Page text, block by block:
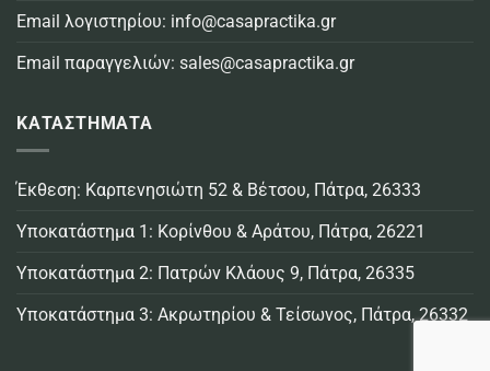
Email λογιστηρίου: info@casapractika.gr
Email παραγγελιών: sales@casapractika.gr
ΚΑΤΑΣΤΗΜΑΤΑ
Έκθεση: Καρπενησιώτη 52 & Βέτσου, Πάτρα, 26333
Υποκατάστημα 1: Κορίνθου & Αράτου, Πάτρα, 26221
Υποκατάστημα 2: Πατρών Κλάους 9, Πάτρα, 26335
Υποκατάστημα 3: Ακρωτηρίου & Τείσωνος, Πάτρα, 26332